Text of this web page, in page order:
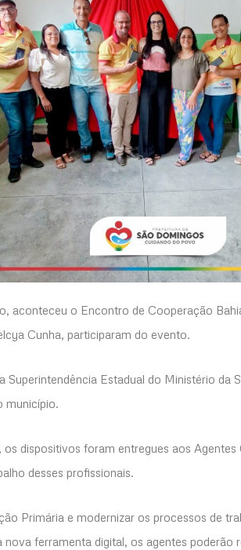
aconteceu o Encontro de Cooperação
Cunha, participaram do evento.
Superintendência Estadual do Ministério da
município.
dispositivos foram entregues aos
desses profissionais.
Primária e modernizar os processos de
ferramenta digital, os agentes poderão